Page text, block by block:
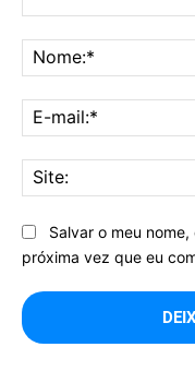
Salvar o meu
próxima vez que eu